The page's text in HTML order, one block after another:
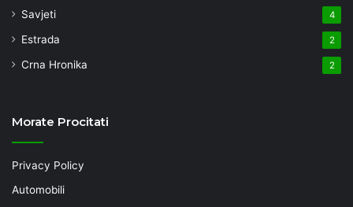
Savjeti 4
Estrada 2
Crna Hronika 2
Morate Procitati
Privacy Policy
Automobili